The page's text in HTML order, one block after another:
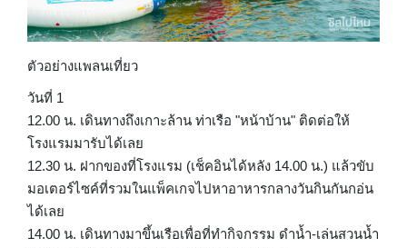
ตัวอย่างแพลนเที่ยว
วันที่ 1
12.00 น. เดินทางถึงเกาะล้าน ท่าเรือ "หน้าบ้าน" ติดต่อให้
โรงแรมมารับได้เลย
12.30 น. ฝากของที่โรงแรม (เช็คอินได้หลัง 14.00 น.) แล้วขับ
มอเตอร์ไซค์ที่รวมในแพ็คเกจไปหาอาหารกลางวันกินกันกอ่น
ได้เลย
14.00 น. เดินทางมาขึ้นเรือเพื่อที่ทำกิจกรรม ดำน้ำ-เล่นสวนน้ำ